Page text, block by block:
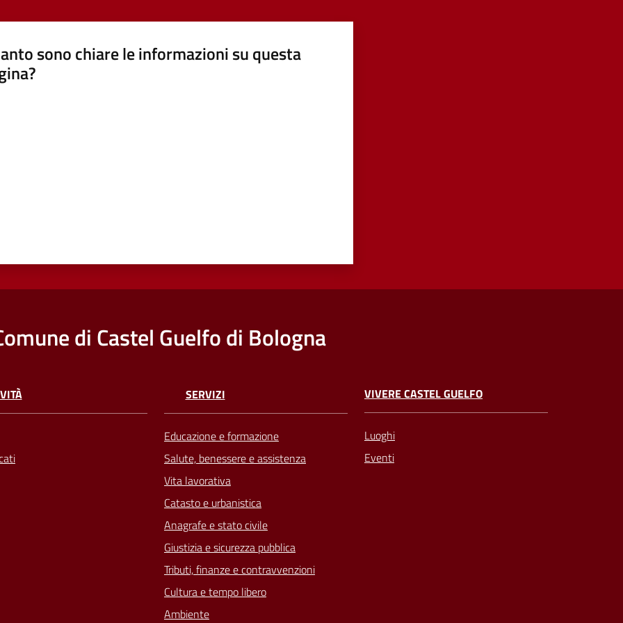
sono chiare le informazioni su questa
di Castel Guelfo di Bologna
SERVIZI
Educazione e formazione
Salute, benessere e assistenza
Vita lavorativa
Catasto e urbanistica
Anagrafe e stato civile
Giustizia e sicurezza pubblica
Tributi, finanze e contravvenzioni
Cultura e tempo libero
Ambiente
VIVERE CASTEL GUELFO
Luoghi
Eventi